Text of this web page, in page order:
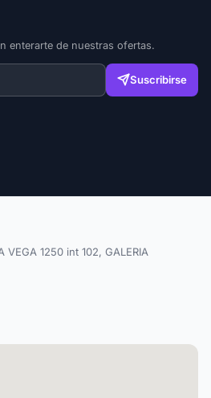
enterarte de nuestras ofertas.
Suscribirse
VEGA 1250 int 102, GALERIA